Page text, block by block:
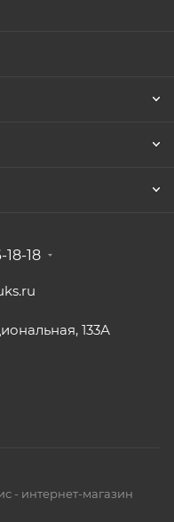
18-18
133А
- интернет-магазин